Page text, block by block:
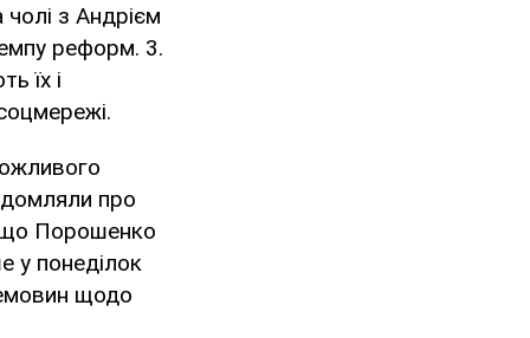
з Андрієм
реформ. 3.
їх і
про
що Порошенко
у понеділок
щодо